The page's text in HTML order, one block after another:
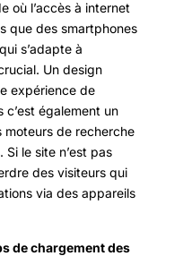
où l’accès à internet
que des smartphones
s’adapte à
Un design
expérience de
c’est également un
de recherche
le site n’est pas
des visiteurs qui
via des appareils
de chargement des